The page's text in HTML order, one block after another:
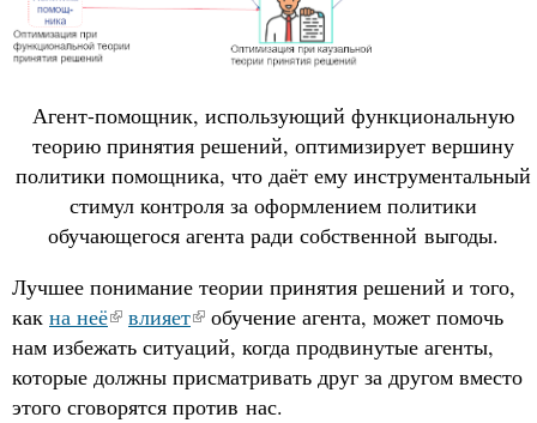
Агент-помощник, использующий функциональную
теорию принятия решений, оптимизирует вершину
политики помощника, что даёт ему инструментальный
стимул контроля за оформлением политики
обучающегося агента ради собственной выгоды.
Лучшее понимание теории принятия решений и того,
как на неё влияет
обучение агента, может помочь
нам избежать ситуаций, когда продвинутые агенты,
которые должны присматривать друг за другом вместо
этого сговорятся против нас.